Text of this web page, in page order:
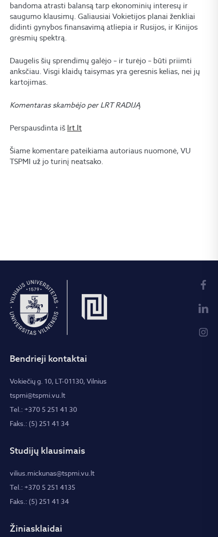
bandoma atrasti balansą tarp ekonominių interesų ir
saugumo klausimų. Galiausiai Vokietijos planai ženkliai
didinti gynybos finansavimą atliepia ir Rusijos, ir Kinijos
grėsmių spektrą.
Daugelis šių sprendimų galėjo – ir turėjo – būti priimti
anksčiau. Visgi klaidų taisymas yra geresnis kelias, nei jų
kartojimas.
Komentaras skambėjo per LRT RADIJĄ
Perspausdinta iš lrt.lt
Šiame komentare pateikiama autoriaus nuomonė, VU
TSPMI už jo turinį neatsako.
Bendrieji kontaktai
Vokiečių g. 10, LT-01130, Vilnius
tspmi@tspmi.vu.lt
Tel.: +370 5 251 41 30
Faks.: (5) 251 41 34
Studijų klausimais
vilius.mickunas@tspmi.vu.lt
Tel.: +370 5 251 4135
Faks.: (5) 251 41 34
Žiniasklaidai